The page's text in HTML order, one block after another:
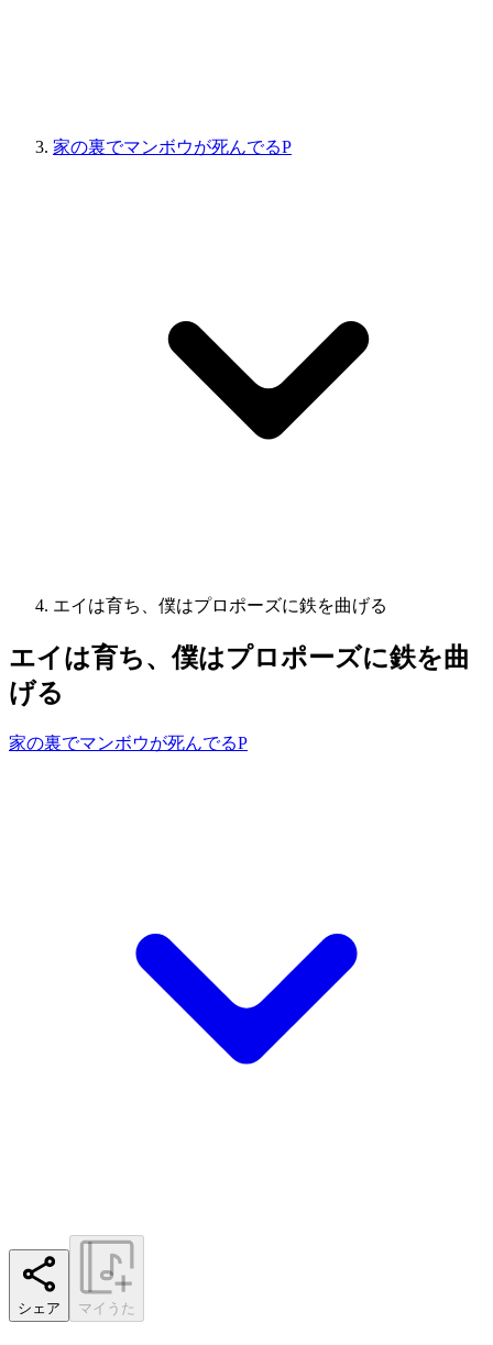
家の裏でマンボウが死んでるP
エイは育ち、僕はプロポーズに鉄を曲げる
エイは育ち、僕はプロポーズに鉄を曲
げる
家の裏でマンボウが死んでるP
シェア マイうた